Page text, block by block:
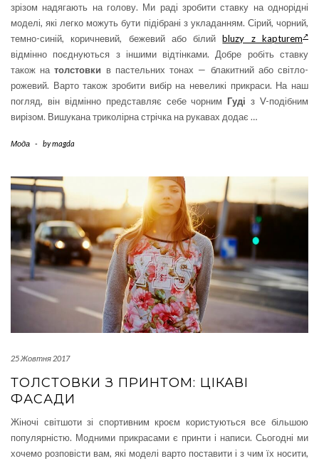
зрізом надягають на голову. Ми раді зробити ставку на однорідні
моделі, які легко можуть бути підібрані з укладанням. Сірий, чорний,
темно-синій, коричневий, бежевий або білийbluzy z kapturem
відмінно поєднуються з іншими відтінками. Добре робіть ставку
також натолстовки в пастельних тонах — блакитний або світло-
рожевий. Варто також зробити вибір на невеликі прикраси. На наш
погляд, він відмінно представляє себе чорним Гуді з V-подібним
вирізом. Вишукана триколірна стрічка на рукавах додає …
Мода - bymagda
25 Жовтня 2017
ТОЛСТОВКИ З ПРИНТОМ: ЦІКАВІ
ФАСАДИ
Жіночі світшоти зі спортивним кроєм користуються все більшою
популярністю. Модними прикрасами є принти і написи. Сьогодні ми
хочемо розповісти вам, які моделі варто поставити і з чим їх носити,